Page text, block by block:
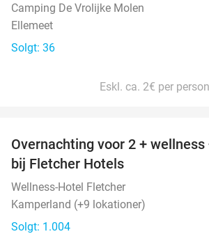
Camping De Vrolijke Molen
Ellemeet
Solgt: 36
Eskl. ca. 2€ per
Overnachting voor 2 +
bij Fletcher Hotels
Wellness-Hotel Fletcher
Kamperland (+9 lokationer)
Solgt: 1.004